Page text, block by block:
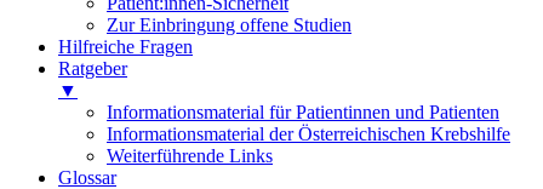
Zur Einbringung offene Studien
Hilfreiche Fragen
Ratgeber
▼
Informationsmaterial für Patientinnen und Patienten
Informationsmaterial der Österreichischen Krebshilfe
Weiterführende Links
Glossar